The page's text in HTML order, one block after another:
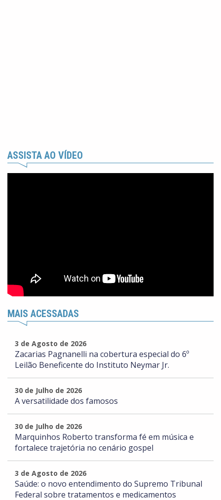
ASSISTA AO VÍDEO
MAIS ACESSADAS
3 de Agosto de 2026
Zacarias Pagnanelli na cobertura especial do 6º
Leilão Beneficente do Instituto Neymar Jr.
30 de Julho de 2026
A versatilidade dos famosos
30 de Julho de 2026
Marquinhos Roberto transforma fé em música e
fortalece trajetória no cenário gospel
3 de Agosto de 2026
Saúde: o novo entendimento do Supremo Tribunal
Federal sobre tratamentos e medicamentos